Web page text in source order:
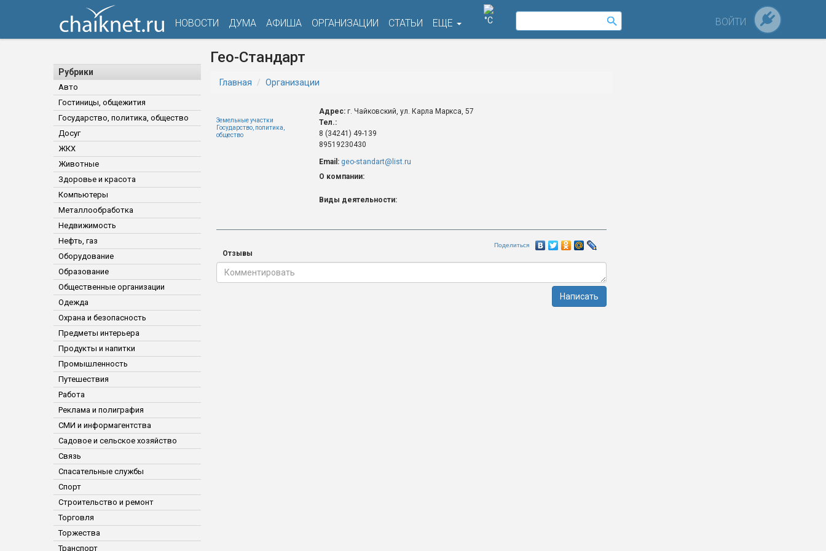
НОВОСТИ ДУМА АФИША ОРГАНИЗАЦИИ СТАТЬИ ЕЩЕ °C ВОЙТИ
Рубрики
Авто
Гостиницы, общежития
Государство, политика, общество
Досуг
ЖКХ
Животные
Здоровье и красота
Компьютеры
Металлообработка
Недвижимость
Нефть, газ
Оборудование
Образование
Общественные организации
Одежда
Охрана и безопасность
Предметы интерьера
Продукты и напитки
Промышленность
Путешествия
Работа
Реклама и полиграфия
СМИ и информагентства
Садовое и сельское хозяйство
Связь
Спасательные службы
Спорт
Строительство и ремонт
Торговля
Торжества
Транспорт
Гео-Стандарт
Главная Организации
Земельные участки
Государство, политика,
общество
Адрес: г. Чайковский, ул. Карла Маркса, 57
Тел.:
8 (34241) 49-139
89519230430
Email: geo-standart@list.ru
О компании:
Виды деятельности:
Поделиться
Отзывы
Написать